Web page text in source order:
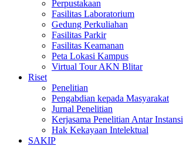
Perpustakaan
Fasilitas Laboratorium
Gedung Perkuliahan
Fasilitas Parkir
Fasilitas Keamanan
Peta Lokasi Kampus
Virtual Tour AKN Blitar
Riset
Penelitian
Pengabdian kepada Masyarakat
Jurnal Penelitian
Kerjasama Penelitian Antar Instansi
Hak Kekayaan Intelektual
SAKIP